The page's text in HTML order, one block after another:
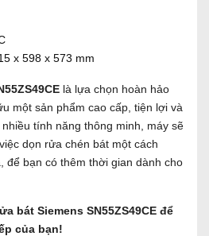
x 598 x 573 mm
là lựa chọn hoàn hảo
một sản phẩm cao cấp, tiện lợi và
tính năng thông minh, máy sẽ
dọn rửa chén bát một cách
để bạn có thêm thời gian dành cho
bát Siemens SN55ZS49CE để
của bạn!